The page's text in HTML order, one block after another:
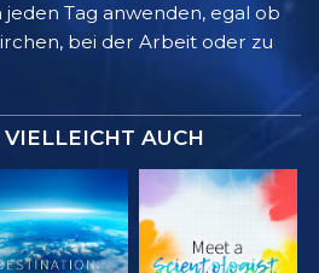
jeden Tag anwenden, egal ob
bei der Arbeit oder zu
VIELLEICHT AUCH